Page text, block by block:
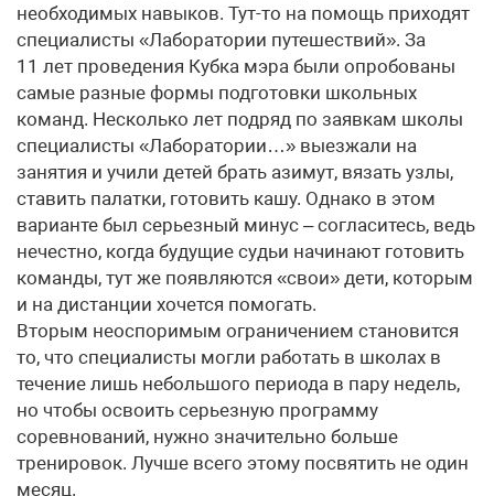
необходимых навыков. Тут-то на помощь приходят
специалисты «Лаборатории путешествий». За
11 лет проведения Кубка мэра были опробованы
самые разные формы подготовки школьных
команд. Несколько лет подряд по заявкам школы
специалисты «Лаборатории…» выезжали на
занятия и учили детей брать азимут, вязать узлы,
ставить палатки, готовить кашу. Однако в этом
варианте был серьезный минус – согласитесь, ведь
нечестно, когда будущие судьи начинают готовить
команды, тут же появляются «свои» дети, которым
и на дистанции хочется помогать.
Вторым неоспоримым ограничением становится
то, что специалисты могли работать в школах в
течение лишь небольшого периода в пару недель,
но чтобы освоить серьезную программу
соревнований, нужно значительно больше
тренировок. Лучше всего этому посвятить не один
месяц.